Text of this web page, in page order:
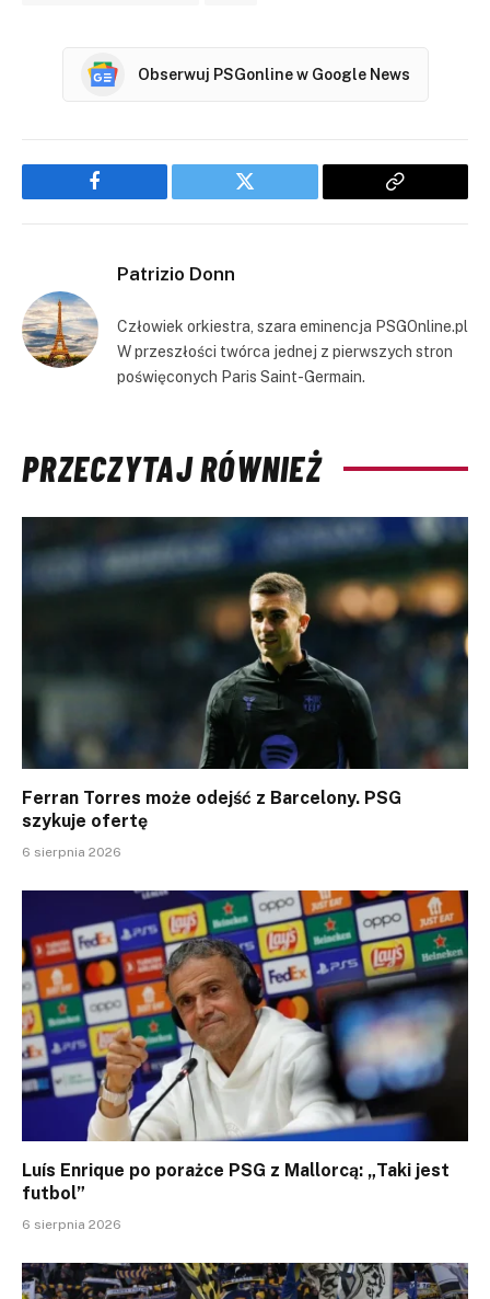
Obserwuj PSGonline w Google News
Facebook Twitter
Copy
Patrizio Donn
Człowiek orkiestra, szara eminencja PSGOnline.pl
W przeszłości twórca jednej z pierwszych stron
poświęconych Paris Saint-Germain.
PRZECZYTAJ RÓWNIEŻ
Ferran Torres może odejść z Barcelony. PSG
szykuje ofertę
6 sierpnia 2026
Luís Enrique po porażce PSG z Mallorcą: „Taki jest
futbol”
6 sierpnia 2026